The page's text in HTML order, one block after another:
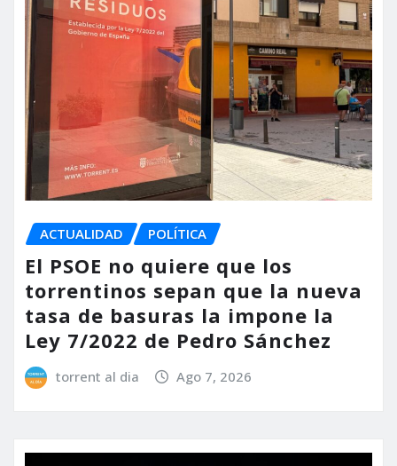
ACTUALIDAD POLÍTICA
El PSOE no quiere que los
torrentinos sepan que la nueva
tasa de basuras la impone la
Ley 7/2022 de Pedro Sánchez
torrent al dia Ago 7, 2026